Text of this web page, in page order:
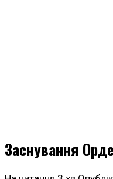
Заснування